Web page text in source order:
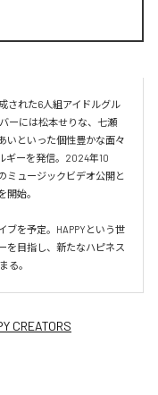
された6人組アイドルグル
バーには松本せりな、七瀬
いといった個性豊かな面々
ギーを発信。2024年10
ミュージックビデオ公開と
始。
ブを予定。HAPPYという世
を目指し、新たなハピネス
る。
CREATORS